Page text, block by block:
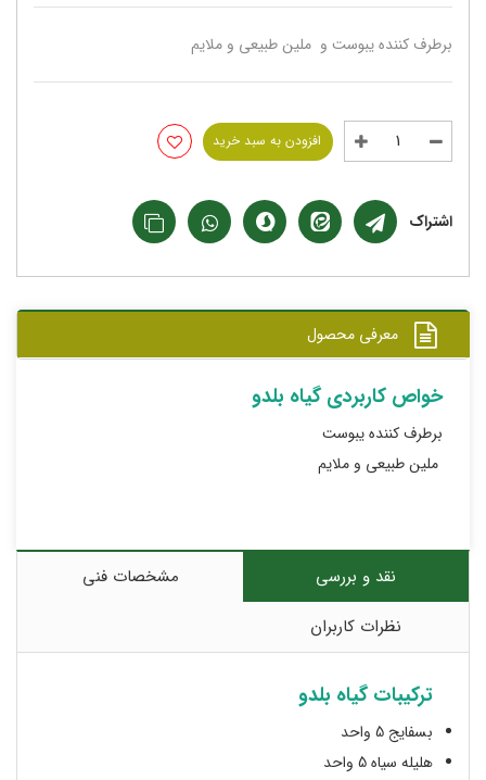
برطرف کننده یبوست و ملین طبیعی و ملایم
افزودن به سبد خرید
اشتراک
معرفی محصول
خواص کاربردی گیاه بلدو
برطرف کننده یبوست
ملین طبیعی و ملایم
نقد و بررسی
مشخصات فنی
نظرات کاربران
ترکیبات گیاه بلدو
بسفایج 5 واحد
هلیله سیاه 5 واحد